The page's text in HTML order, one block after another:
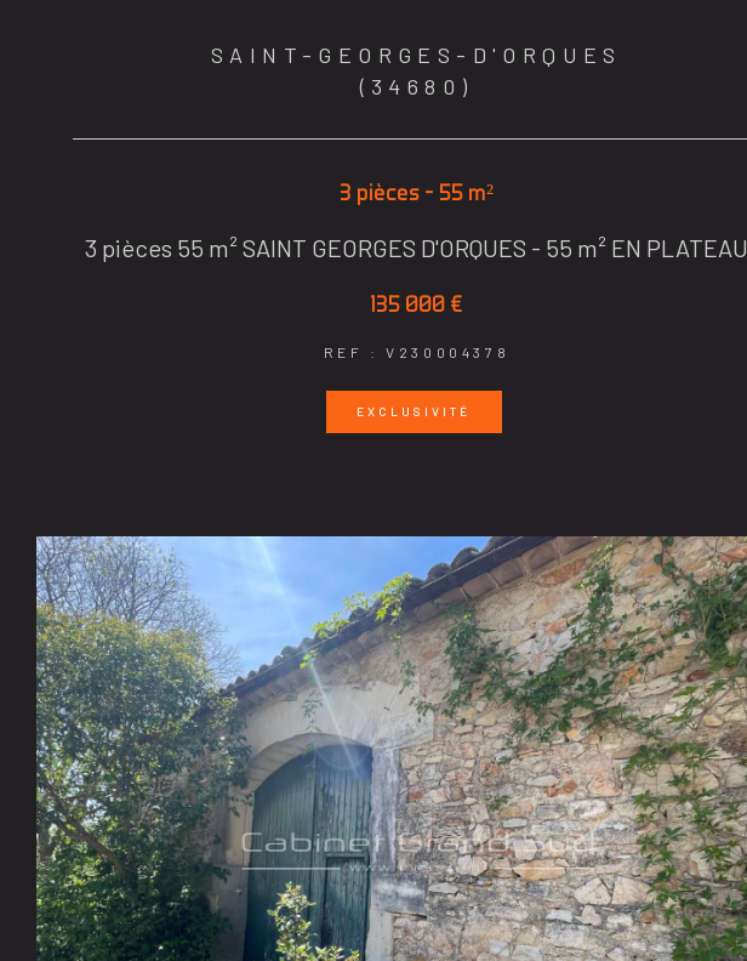
SAINT-GEORGES-D'ORQUES
(34680)
3 pièces - 55 m²
3 pièces 55 m² SAINT GEORGES D'ORQUES - 55 m² EN PLATEAU
135 000 €
REF : V230004378
EXCLUSIVITÉ